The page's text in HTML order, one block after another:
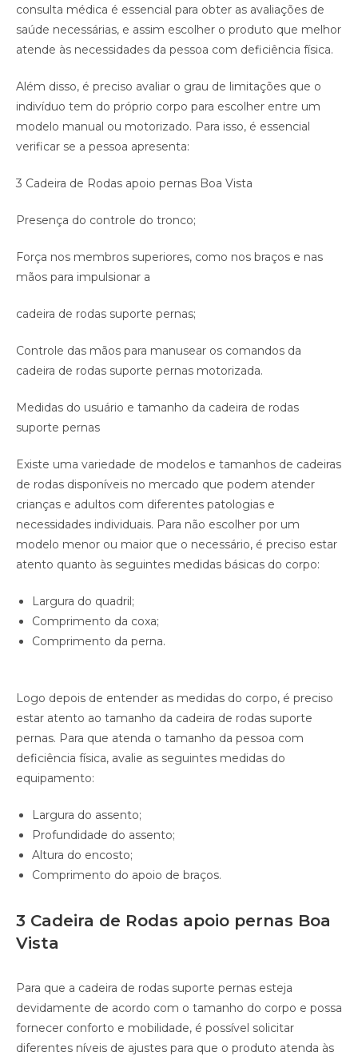
consulta médica é essencial para obter as avaliações de
saúde necessárias, e assim escolher o produto que melhor
atende às necessidades da pessoa com deficiência física.
Além disso, é preciso avaliar o grau de limitações que o
indivíduo tem do próprio corpo para escolher entre um
modelo manual ou motorizado. Para isso, é essencial
verificar se a pessoa apresenta:
3 Cadeira de Rodas apoio pernas Boa Vista
Presença do controle do tronco;
Força nos membros superiores, como nos braços e nas
mãos para impulsionar a
cadeira de rodas suporte pernas;
Controle das mãos para manusear os comandos da
cadeira de rodas suporte pernas motorizada.
Medidas do usuário e tamanho da cadeira de rodas
suporte pernas
Existe uma variedade de modelos e tamanhos de cadeiras
de rodas disponíveis no mercado que podem atender
crianças e adultos com diferentes patologias e
necessidades individuais. Para não escolher por um
modelo menor ou maior que o necessário, é preciso estar
atento quanto às seguintes medidas básicas do corpo:
Largura do quadril;
Comprimento da coxa;
Comprimento da perna.
Logo depois de entender as medidas do corpo, é preciso
estar atento ao tamanho da cadeira de rodas suporte
pernas. Para que atenda o tamanho da pessoa com
deficiência física, avalie as seguintes medidas do
equipamento:
Largura do assento;
Profundidade do assento;
Altura do encosto;
Comprimento do apoio de braços.
3 Cadeira de Rodas apoio pernas Boa
Vista
Para que a cadeira de rodas suporte pernas esteja
devidamente de acordo com o tamanho do corpo e possa
fornecer conforto e mobilidade, é possível solicitar
diferentes níveis de ajustes para que o produto atenda às